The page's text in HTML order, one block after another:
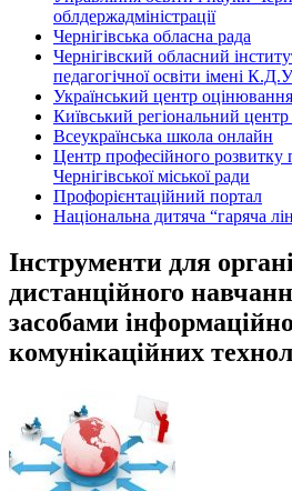
облдержадміністрації
Чернігівська обласна рада
Чернігівский обласний
педагогічної освіти імені
Український центр оцінювання
Київський регіональний центр
Всеукраїнська школа онлайн
Центр професійного розвитку
Чернігівської міської ради
Профорієнтаційний портал
Національна дитяча “гаряча
Інструменти для
дистанційного
засобами
комунікаційних